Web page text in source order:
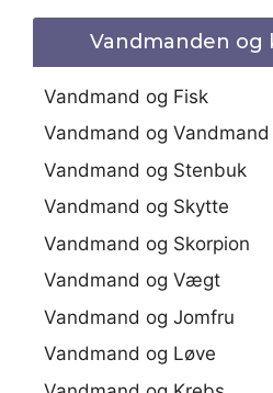
Vandmanden
Vandmand og Fisk
Vandmand og Vandmand
Vandmand og Stenbuk
Vandmand og Skytte
Vandmand og Skorpion
Vandmand og Vægt
Vandmand og Jomfru
Vandmand og Løve